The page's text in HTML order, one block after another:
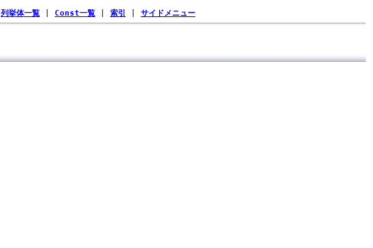
列挙体一覧 Const一覧 索引 サイドメニュー